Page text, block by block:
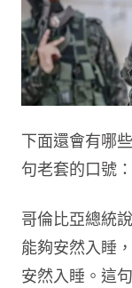
下面還會有哪
句老套的口號
哥倫比亞總統
能夠安然入睡
安然入睡。這